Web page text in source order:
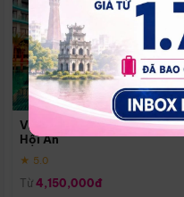
Vinpearl Resort & Golf Nam
Hội An
★ 5.0
Từ 4,150,000đ